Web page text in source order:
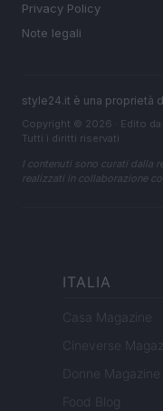
Privacy Policy
Note legali
style24.it è una proprietà
Copyright © 2026 · Edito
Tutti i diritti riservati
I contenuti sono curati dalla
realizzati in collaborazione
ITALIA
Casa Magazine
Cineverse
Donne Magazine
Food Blog